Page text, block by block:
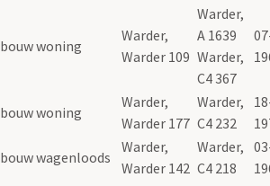
bouw woning
Warder,
Warder 109
Warder,
A 1639
Warder,
C4 367
bouw woning
Warder,
Warder 177
Warder,
C4 232
bouw wagenloods
Warder,
Warder 142
Warder,
C4 218